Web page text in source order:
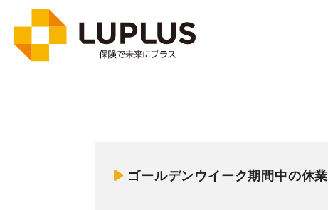
ゴールデンウイーク期間中の休